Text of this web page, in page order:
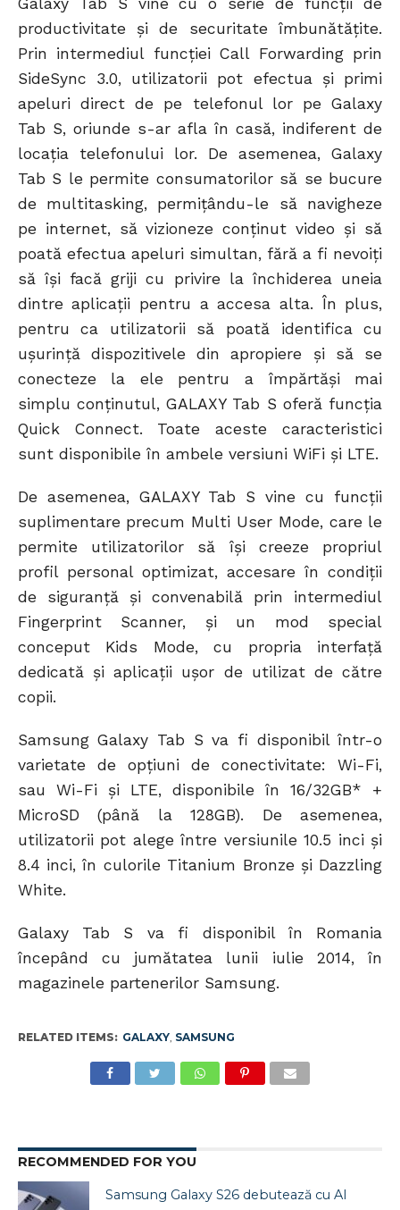
productivitate și de securitate îmbunătățite.
Prin intermediul funcției Call Forwarding prin
SideSync 3.0, utilizatorii pot efectua și primi
apeluri direct de pe telefonul lor pe Galaxy
Tab S, oriunde s-ar afla în casă, indiferent de
locația telefonului lor. De asemenea, Galaxy
Tab S le permite consumatorilor să se bucure
de multitasking, permițându-le să navigheze
pe internet, să vizioneze conținut video și să
poată efectua apeluri simultan, fără a fi nevoiți
să își facă griji cu privire la închiderea uneia
dintre aplicații pentru a accesa alta. În plus,
pentru ca utilizatorii să poată identifica cu
ușurință dispozitivele din apropiere și să se
conecteze la ele pentru a împărtăși mai
simplu conținutul, GALAXY Tab S oferă funcția
Quick Connect. Toate aceste caracteristici
sunt disponibile în ambele versiuni WiFi și LTE.
De asemenea, GALAXY Tab S vine cu funcții
suplimentare precum Multi User Mode, care le
permite utilizatorilor să își creeze propriul
profil personal optimizat, accesare în condiții
de siguranță și convenabilă prin intermediul
Fingerprint Scanner, și un mod special
conceput Kids Mode, cu propria interfață
dedicată și aplicații ușor de utilizat de către
copii.
Samsung Galaxy Tab S va fi disponibil într-o
varietate de opțiuni de conectivitate: Wi-Fi,
sau Wi-Fi și LTE, disponibile în 16/32GB* +
MicroSD (până la 128GB). De asemenea,
utilizatorii pot alege între versiunile 10.5 inci și
8.4 inci, în culorile Titanium Bronze şi Dazzling
White.
Galaxy Tab S va fi disponibil în Romania
începând cu jumătatea lunii iulie 2014, în
magazinele partenerilor Samsung.
RELATED ITEMS: GALAXY, SAMSUNG
RECOMMENDED FOR YOU
Samsung Galaxy S26 debutează cu AI